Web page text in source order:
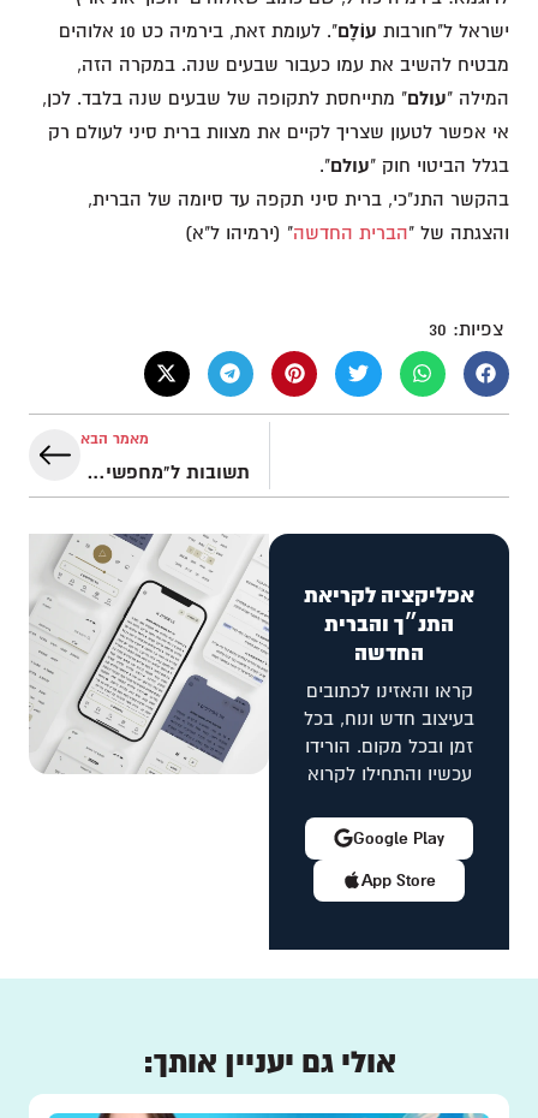
ישראל ל"חורבות עוֹלָם
". לעומת זאת, בירמיה כט 10 אלוהים
מבטיח להשיב את עמו כעבור שבעים שנה. במקרה הזה,
המילה "עולם" מתייחסת לתקופה של שבעים שנה בלבד. לכן,
אי אפשר לטעון שצריך לקיים את מצוות ברית סיני לעולם רק
בגלל הביטוי חוק "עולם".
בהקשר התנ"כי, ברית סיני תקפה עד סיומה של הברית,
והצגתה של "הברית החדשה" (ירמיהו ל"א)
צפיות: 30
מאמר הבא
תשובות ל"מחפשים גיליון 6" [יד-לאחים]
אפליקציה לקריאת
התנ״ך והברית
החדשה
קראו והאזינו לכתובים
בעיצוב חדש ונוח, בכל
זמן ובכל מקום. הורידו
עכשיו והתחילו לקרוא
App Store
Google Play
אולי גם יעניין אותך: